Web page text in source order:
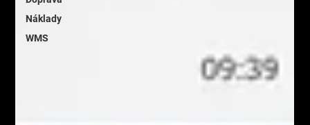
Náklady
WMS